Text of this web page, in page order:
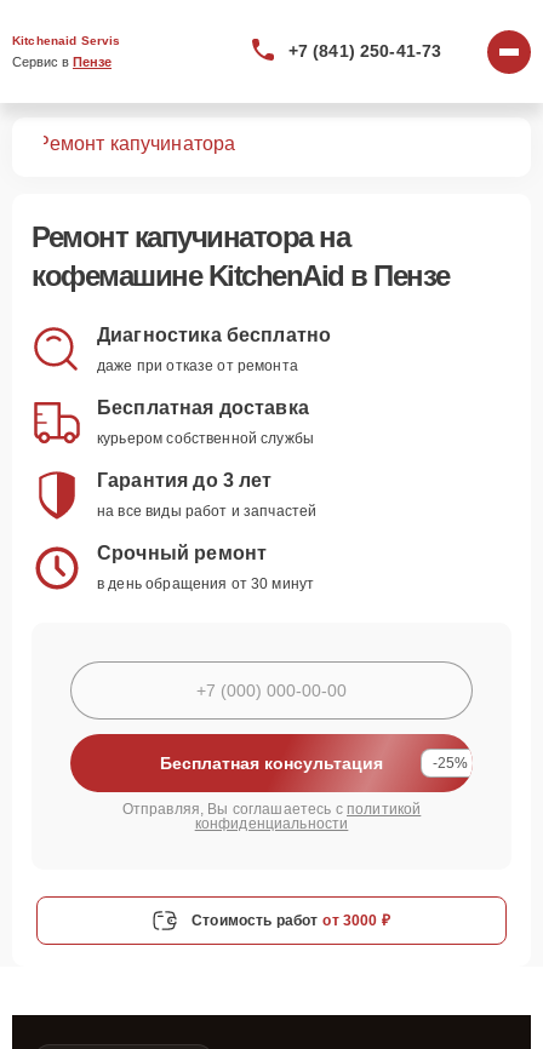
Kitchenaid Servis
Сервис в Пензе
+7 (841) 250-41-73
Ремонт капучинатора
Ремонт капучинаторана
кофемашине KitchenAid в Пензе
Диагностика бесплатно
даже при отказе от ремонта
Бесплатная доставка
курьером собственной службы
Гарантия до 3 лет
на все виды работ и запчастей
Срочный ремонт
в день обращения от 30 минут
Бесплатная консультация -25%
Отправляя, Вы соглашаетесь с политикой
конфиденциальности
Стоимость работ от 3000 ₽